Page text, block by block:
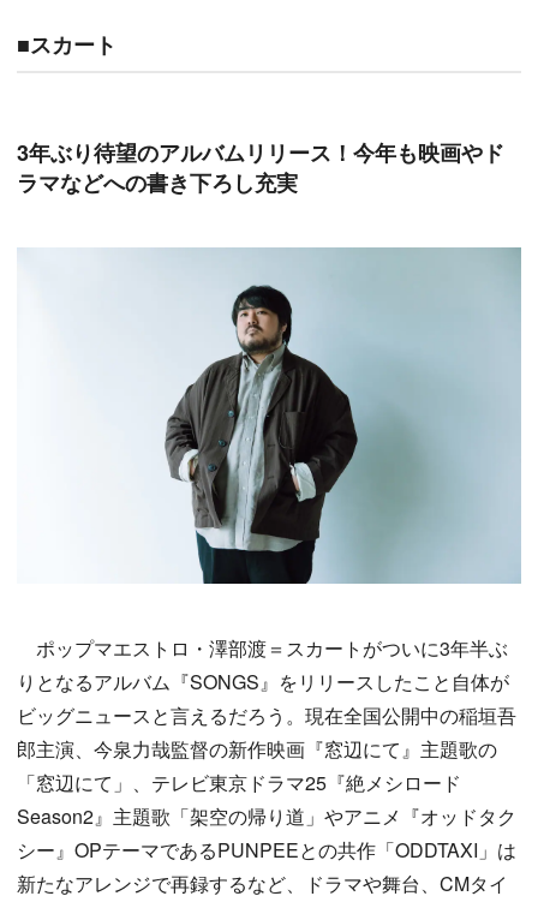
■スカート
3年ぶり待望のアルバムリリース！今年も映画やド
ラマなどへの書き下ろし充実
ポップマエストロ・澤部渡＝スカートがついに3年半ぶ
りとなるアルバム『SONGS』をリリースしたこと自体が
ビッグニュースと言えるだろう。現在全国公開中の稲垣吾
郎主演、今泉力哉監督の新作映画『窓辺にて』主題歌の
「窓辺にて」、テレビ東京ドラマ25『絶メシロード
Season2』主題歌「架空の帰り道」やアニメ『オッドタク
シー』OPテーマであるPUNPEEとの共作「ODDTAXI」は
新たなアレンジで再録するなど、ドラマや舞台、CMタイ